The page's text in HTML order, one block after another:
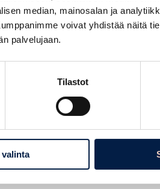
median, mainosalan ja
voivat yhdistää näitä
palvelujaan.
Tilastot
valinta
och